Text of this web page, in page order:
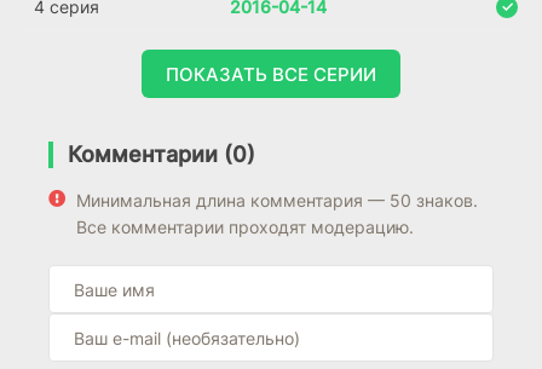
4 серия 2016-04-14
ПОКАЗАТЬ ВСЕ СЕРИИ
Комментарии (0)
Минимальная длина комментария — 50 знаков.
Все комментарии проходят модерацию.